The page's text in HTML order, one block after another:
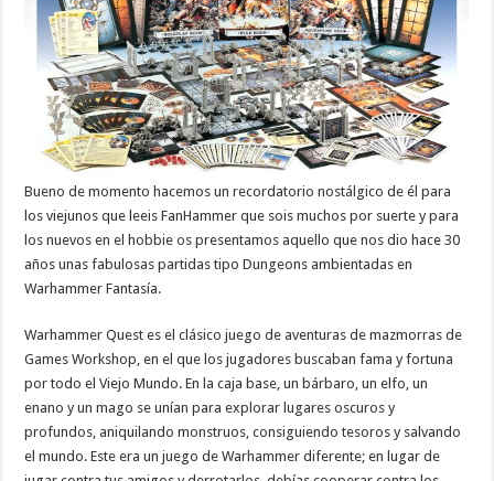
Bueno de momento hacemos un recordatorio nostálgico de él para
los viejunos que leeis FanHammer que sois muchos por suerte y para
los nuevos en el hobbie os presentamos aquello que nos dio hace 30
años unas fabulosas partidas tipo Dungeons ambientadas en
Warhammer Fantasía.
Warhammer Quest es el clásico juego de aventuras de mazmorras de
Games Workshop, en el que los jugadores buscaban fama y fortuna
por todo el Viejo Mundo. En la caja base, un bárbaro, un elfo, un
enano y un mago se unían para explorar lugares oscuros y
profundos, aniquilando monstruos, consiguiendo tesoros y salvando
el mundo. Este era un juego de Warhammer diferente; en lugar de